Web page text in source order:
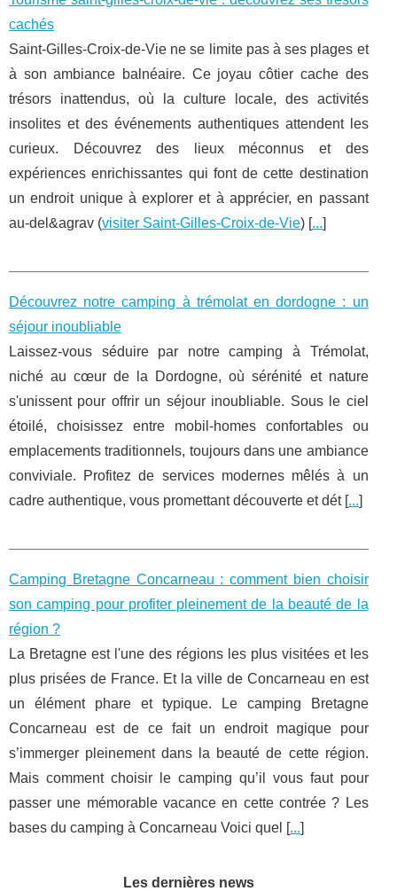
cachés
Saint-Gilles-Croix-de-Vie ne se limite pas à ses plages et
à son ambiance balnéaire. Ce joyau côtier cache des
trésors inattendus, où la culture locale, des activités
insolites et des événements authentiques attendent les
curieux. Découvrez des lieux méconnus et des
expériences enrichissantes qui font de cette destination
un endroit unique à explorer et à apprécier, en passant
au-del&agrav (visiter Saint-Gilles-Croix-de-Vie) [...]
Découvrez notre camping à trémolat en dordogne : un
séjour inoubliable
Laissez-vous séduire par notre camping à Trémolat,
niché au cœur de la Dordogne, où sérénité et nature
s'unissent pour offrir un séjour inoubliable. Sous le ciel
étoilé, choisissez entre mobil-homes confortables ou
emplacements traditionnels, toujours dans une ambiance
conviviale. Profitez de services modernes mêlés à un
cadre authentique, vous promettant découverte et dét [...]
Camping Bretagne Concarneau : comment bien choisir
son camping pour profiter pleinement de la beauté de la
région ?
La Bretagne est l'une des régions les plus visitées et les
plus prisées de France. Et la ville de Concarneau en est
un élément phare et typique. Le camping Bretagne
Concarneau est de ce fait un endroit magique pour
s’immerger pleinement dans la beauté de cette région.
Mais comment choisir le camping qu’il vous faut pour
passer une mémorable vacance en cette contrée ? Les
bases du camping à Concarneau Voici quel [...]
Les dernières news